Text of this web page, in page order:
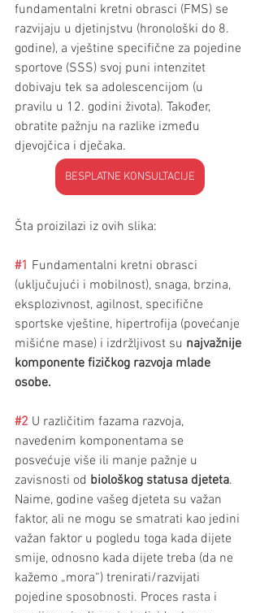
fundamentalni kretni obrasci (FMS) se
razvijaju u djetinjstvu (hronološki do 8.
godine), a vještine specifične za pojedine
sportove (SSS) svoj puni intenzitet
dobivaju tek sa adolescencijom (u
pravilu u 12. godini života). Također,
obratite pažnju na razlike između
djevojčica i dječaka.
BESPLATNE KONSULTACIJE
Šta proizilazi iz ovih slika:
#1 Fundamentalni kretni obrasci
(uključujući i mobilnost), snaga, brzina,
eksplozivnost, agilnost, specifične
sportske vještine, hipertrofija (povećanje
mišićne mase) i izdržljivost su najvažnije
komponente fizičkog razvoja mlade
osobe.
#2 U različitim fazama razvoja,
navedenim komponentama se
posvećuje više ili manje pažnje u
zavisnosti od biološkog statusa djeteta.
Naime, godine vašeg djeteta su važan
faktor, ali ne mogu se smatrati kao jedini
važan faktor u pogledu toga kada dijete
smije, odnosno kada dijete treba (da ne
kažemo „mora“) trenirati/razvijati
pojedine sposobnosti. Proces rasta i